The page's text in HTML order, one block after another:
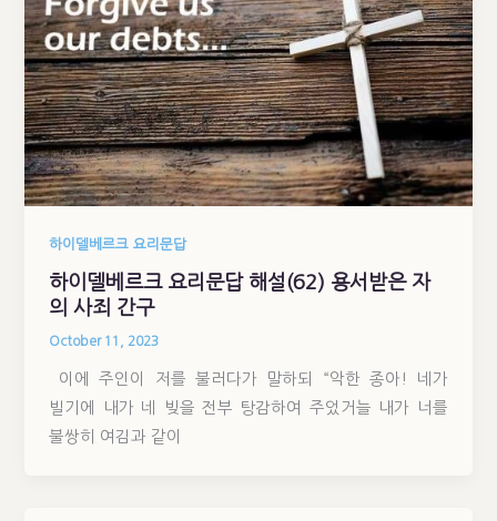
하이델베르크 요리문답
하이델베르크 요리문답 해설(62) 용서받은 자
의 사죄 간구
October 11, 2023
이에 주인이 저를 불러다가 말하되 “악한 종아! 네가
빌기에 내가 네 빚을 전부 탕감하여 주었거늘 내가 너를
불쌍히 여김과 같이